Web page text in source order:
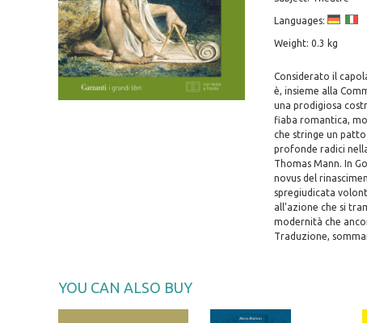
Languages:
Weight: 0.3 kg
Considerato il
è, insieme alla
una prodigiosa
fiaba romantica,
che stringe un
profonde radici
Thomas Mann. In
novus del
spregiudicata
all'azione che si
modernità che
Traduzione,
YOU CAN ALSO BUY